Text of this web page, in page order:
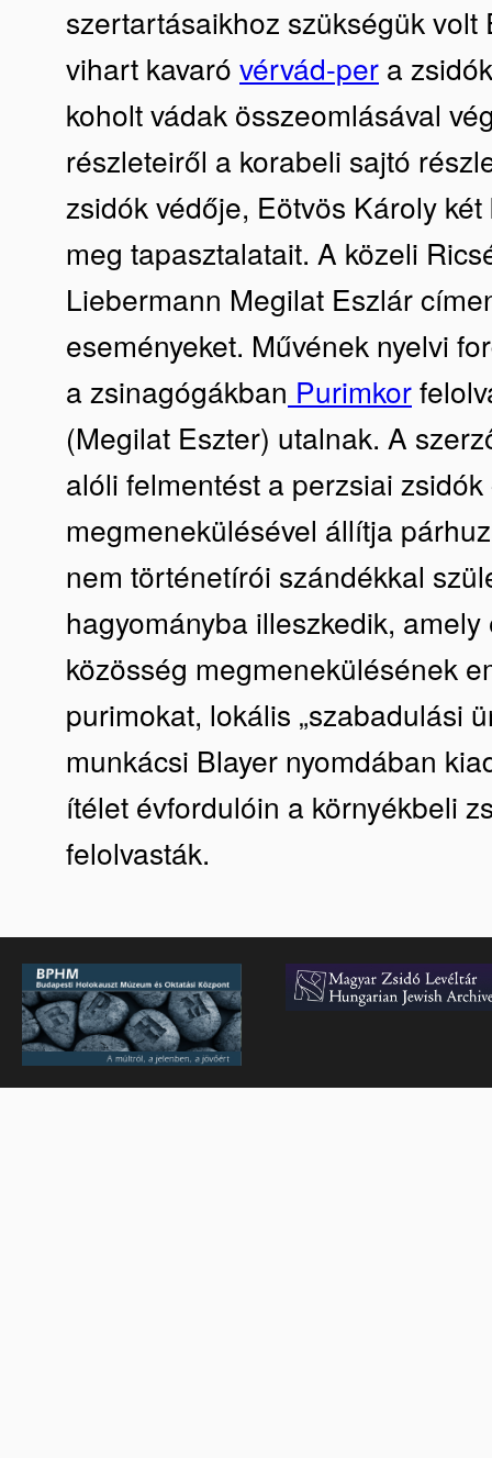
szertartásaikhoz szükségük volt
vihart kavaró vérvád-per a
koholt vádak összeomlásával
részleteiről a korabeli sajtó
zsidók védője, Eötvös Károly
meg tapasztalatait. A közeli
Liebermann Megilat Eszlár
eseményeket. Művének nyelvi
a zsinagógákban Purimkor
(Megilat Eszter) utalnak. A
alóli felmentést a perzsiai
megmenekülésével állítja
nem történetírói szándékkal
hagyományba illeszkedik,
közösség megmenekülésének
purimokat, lokális „szabadulási
munkácsi Blayer nyomdában
ítélet évfordulóin a környékbeli
felolvasták.